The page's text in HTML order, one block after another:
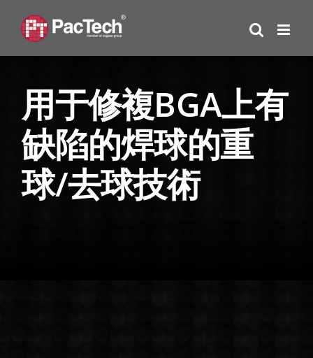
content
用于修複BGA上有
缺陷的焊球的重
球/去球技術